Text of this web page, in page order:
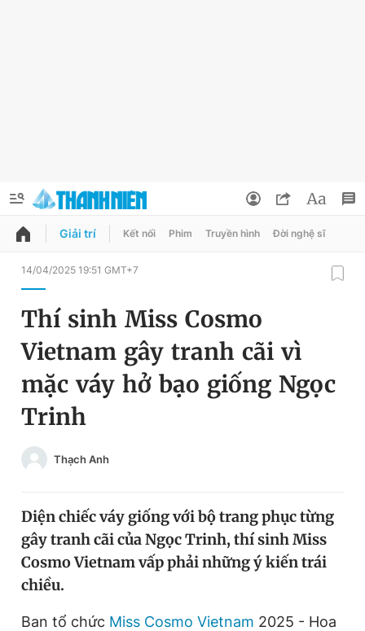
QUẢNG CÁO
Chuyên mục
Chuyên mục khác
Chào ngày mới
Tin thị trường
Video Magazine
Sản phẩm khác
Tiện ích Bạn cần biết
Đổi mật khẩu
Tin đã lưu
Tin đã xem
Giải trí Kết nối Phim Truyền hình Đời nghệ sĩ
14/04/2025 19:51 GMT+7
Thí sinh Miss Cosmo
Vietnam gây tranh cãi vì
mặc váy hở bạo giống Ngọc
Trinh
Thạch Anh
Diện chiếc váy giống với bộ trang phục từng
gây tranh cãi của Ngọc Trinh, thí sinh Miss
Cosmo Vietnam vấp phải những ý kiến trái
chiều.
Ban tổ chức Miss Cosmo Vietnam 2025 - Hoa